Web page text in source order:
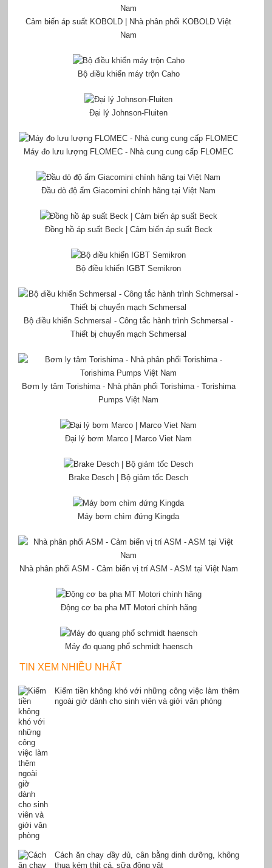
Cảm biến áp suất KOBOLD | Nhà phân phối KOBOLD Việt
Nam
Bộ điều khiển máy trộn Caho
Đại lý Johnson-Fluiten
Máy đo lưu lượng FLOMEC - Nhà cung cung cấp FLOMEC
Đầu dò độ ẩm Giacomini chính hãng tại Việt Nam
Đồng hồ áp suất Beck | Cảm biến áp suất Beck
Bộ điều khiển IGBT Semikron
Bộ điều khiển Schmersal - Công tắc hành trình Schmersal -
Thiết bị chuyển mạch Schmersal
Bơm ly tâm Torishima - Nhà phân phối Torishima - Torishima
Pumps Việt Nam
Đại lý bơm Marco | Marco Viet Nam
Brake Desch | Bộ giảm tốc Desch
Máy bơm chìm đứng Kingda
Nhà phân phối ASM - Cảm biến vị trí ASM - ASM tại Việt Nam
Động cơ ba pha MT Motori chính hãng
Máy đo quang phổ schmidt haensch
TIN XEM NHIỀU NHẤT
Kiếm tiền không khó với những công việc làm thêm
ngoài giờ dành cho sinh viên và giới văn phòng
Cách ăn chay đầy đủ, cân bằng dinh dưỡng, không
thua kém thịt cá, sữa động vật